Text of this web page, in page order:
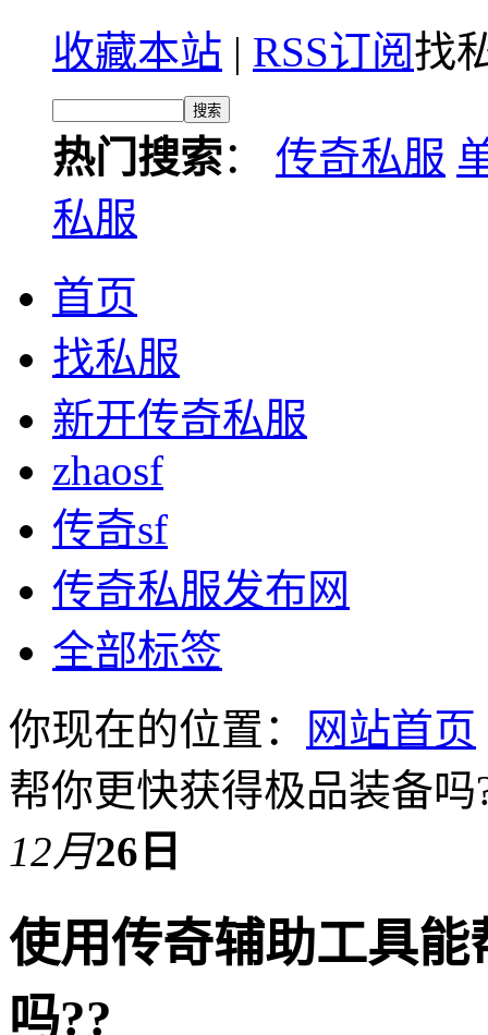
收藏本站 | RSS订阅找
热门搜索： 传奇私服
私服
首页
找私服
新开传奇私服
zhaosf
传奇sf
传奇私服发布网
全部标签
你现在的位置：
网站首页
帮你更快获得极品装备吗
12月26日
使用传奇辅助工具
吗??